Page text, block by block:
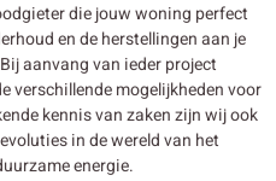
die jouw woning perfect
en de herstellingen aan je
aanvang van ieder project
verschillende mogelijkheden voor
kennis van zaken zijn wij ook
in de wereld van het
energie.